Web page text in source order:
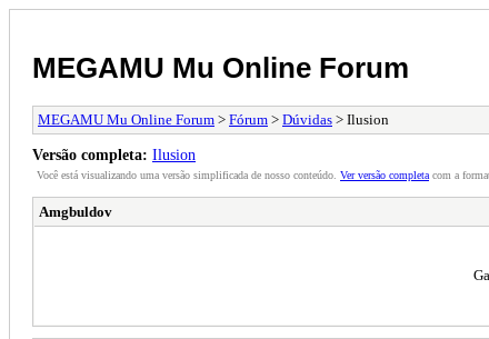
MEGAMU Mu Online Forum
MEGAMU Mu Online Forum > Fórum > Dúvidas > Ilusion
Versão completa: Ilusion
Você está visualizando uma versão simplificada de nosso conteúdo. Ver versão completa com a
Amgbuldov